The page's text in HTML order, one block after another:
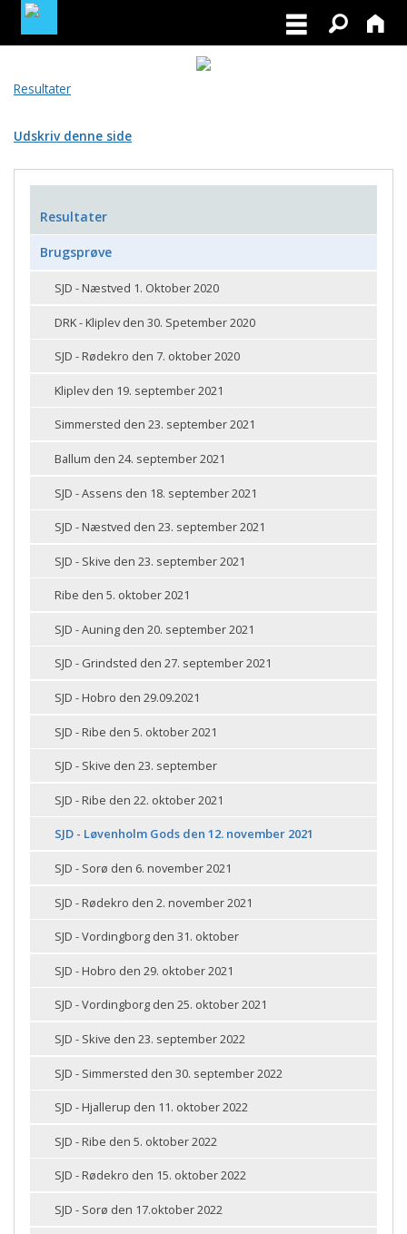
MEDLEMSLOGIN
BLIV MEDLEM
Resultater
Udskriv denne side
Resultater
Brugsprøve
SJD - Næstved 1. Oktober 2020
DRK - Kliplev den 30. Spetember 2020
SJD - Rødekro den 7. oktober 2020
Kliplev den 19. september 2021
Simmersted den 23. september 2021
Ballum den 24. september 2021
SJD - Assens den 18. september 2021
SJD - Næstved den 23. september 2021
SJD - Skive den 23. september 2021
Ribe den 5. oktober 2021
SJD - Auning den 20. september 2021
SJD - Grindsted den 27. september 2021
SJD - Hobro den 29.09.2021
SJD - Ribe den 5. oktober 2021
SJD - Skive den 23. september
SJD - Ribe den 22. oktober 2021
SJD - Løvenholm Gods den 12. november 2021
SJD - Sorø den 6. november 2021
SJD - Rødekro den 2. november 2021
SJD - Vordingborg den 31. oktober
SJD - Hobro den 29. oktober 2021
SJD - Vordingborg den 25. oktober 2021
SJD - Skive den 23. september 2022
SJD - Simmersted den 30. september 2022
SJD - Hjallerup den 11. oktober 2022
SJD - Ribe den 5. oktober 2022
SJD - Rødekro den 15. oktober 2022
SJD - Sorø den 17.oktober 2022